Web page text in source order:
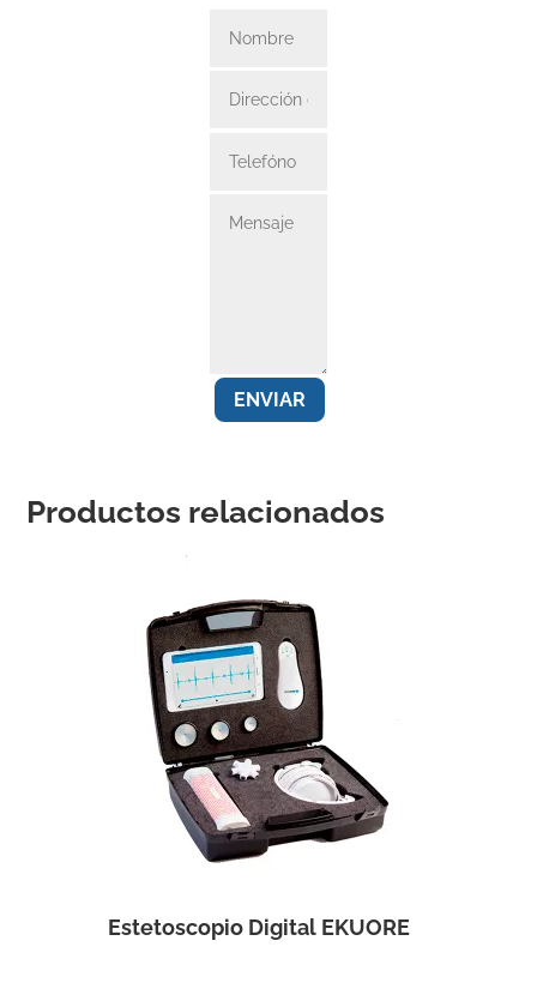
ENVIAR
Productos relacionados
Estetoscopio Digital EKUORE